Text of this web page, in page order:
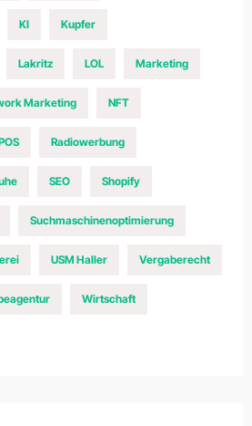
KI Kupfer
Lakritz LOL Marketing
Marketing NFT
Radiowerbung
SEO Shopify
Suchmaschinenoptimierung
USM Haller Vergaberecht
Wirtschaft